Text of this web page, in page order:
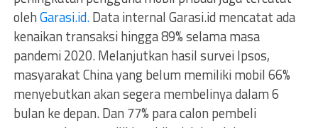
olehGarasi.id.Data internal Garasi.id mencatat ada
kenaikan transaksi hingga 89% selama masa
pandemi 2020. Melanjutkan hasil survei Ipsos,
masyarakat China yang belum memiliki mobil 66%
menyebutkan akan segera membelinya dalam 6
bulan ke depan. Dan 77% para calon pembeli